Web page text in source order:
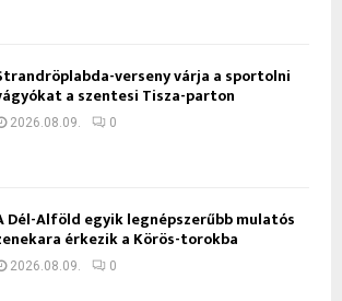
verseny várja a sportolni
a szentesi Tisza-parton
2026.08.09. 0
Dél-Alföld egyik legnépszerűbb mulatós
érkezik a Körös-torokba
2026.08.09. 0